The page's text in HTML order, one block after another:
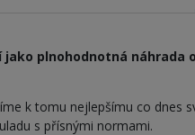
plnohodnotná
k tomu nejlepšímu co dnes
s přísnými normami.